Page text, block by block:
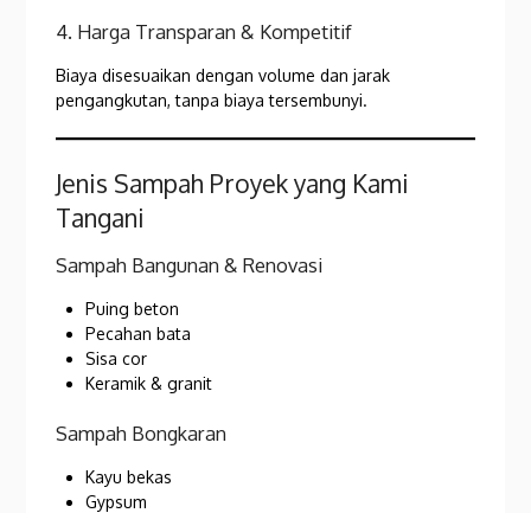
4. Harga Transparan & Kompetitif
Biaya disesuaikan dengan volume dan jarak
pengangkutan, tanpa biaya tersembunyi.
Jenis Sampah Proyek yang Kami
Tangani
Sampah Bangunan & Renovasi
Puing beton
Pecahan bata
Sisa cor
Keramik & granit
Sampah Bongkaran
Kayu bekas
Gypsum